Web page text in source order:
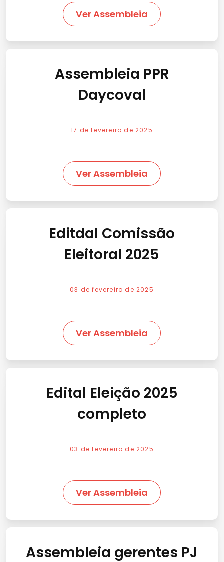
Ver Assembleia
Assembleia PPR
Daycoval
17 de fevereiro de 2025
Ver Assembleia
Editdal Comissão
Eleitoral 2025
03 de fevereiro de 2025
Ver Assembleia
Edital Eleição 2025
completo
03 de fevereiro de 2025
Ver Assembleia
Assembleia gerentes PJ